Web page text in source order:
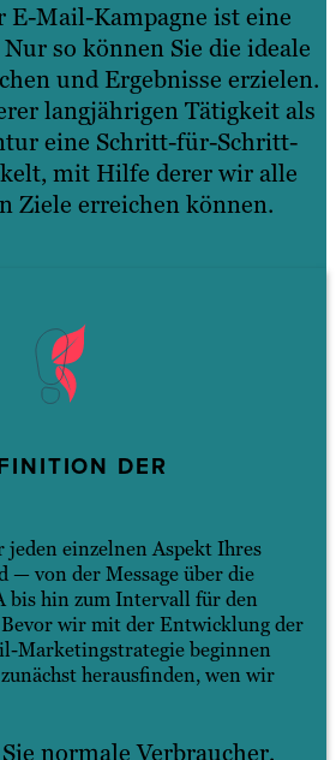
E-Mail-Kampagne ist eine
so können Sie die ideale
und Ergebnisse erzielen.
langjährigen Tätigkeit als
eine Schritt-für-Schritt-
mit Hilfe derer wir alle
Ziele erreichen können.
DER
einzelnen Aspekt Ihres
— von der Message über die
bis hin zum Intervall für den
wir mit der Entwicklung der
Marketingstrategie beginnen
herausfinden, wen wir
normale Verbraucher,